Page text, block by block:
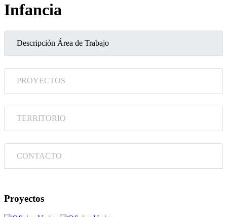
Infancia
Descripción Área de Trabajo
PROYECTOS
TERRITORIO
CONTACTO
Proyectos